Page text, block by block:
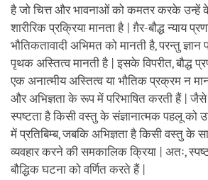
है जो चित्त और भावनाओं को कमतर करके उन्हें
शारीरिक प्रक्रिया मानता है | ग़ैर-बौद्ध न्याय
भौतिकतावादी अभिमत को मानती है, परन्तु ज्ञान
पृथक अस्तित्व मानती है | इसके विपरीत, बौद्ध
एक अनात्मीय अस्तित्व या भौतिक प्रक्रम न
और अभिज्ञता के रूप में परिभाषित करती हैं | जैसे
स्पष्टता है किसी वस्तु के संज्ञानात्मक पहलू को
में प्रतिबिम्ब, जबकि अभिज्ञता है किसी वस्तु के
व्यवहार करने की समकालिक क्रिया | अतः,
बौद्धिक घटना को वर्णित करते हैं |